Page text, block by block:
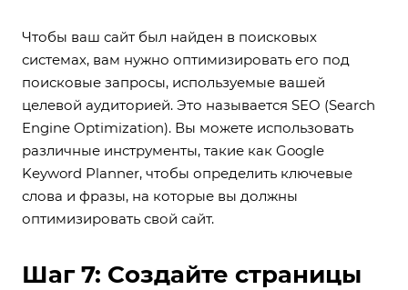
Чтобы ваш сайт был найден в поисковых
системах, вам нужно оптимизировать его под
поисковые запросы, используемые вашей
целевой аудиторией. Это называется SEO (Search
Engine Optimization). Вы можете использовать
различные инструменты, такие как Google
Keyword Planner, чтобы определить ключевые
слова и фразы, на которые вы должны
оптимизировать свой сайт.
Шаг 7: Создайте страницы